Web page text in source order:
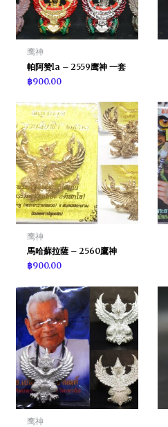
鹰神
帕阿赞la – 2559鹰神 一套
฿900.00
鹰神
馬哈蘇拉薩 – 2560鷹神
฿900.00
鹰神